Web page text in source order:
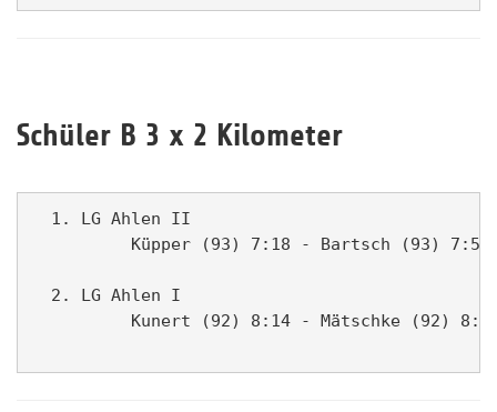
Schüler B 3 x 2 Kilometer
1. LG Ahlen II
Küpper (93) 7:18 - Bartsch (93)
2. LG Ahlen I
Kunert (92) 8:14 - Mätschke (92)